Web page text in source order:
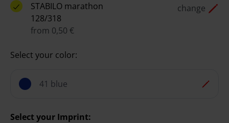
STABILO marathon
128/318
from 0,50 €
change
Select your color:
41 blue
Select your Imprint: